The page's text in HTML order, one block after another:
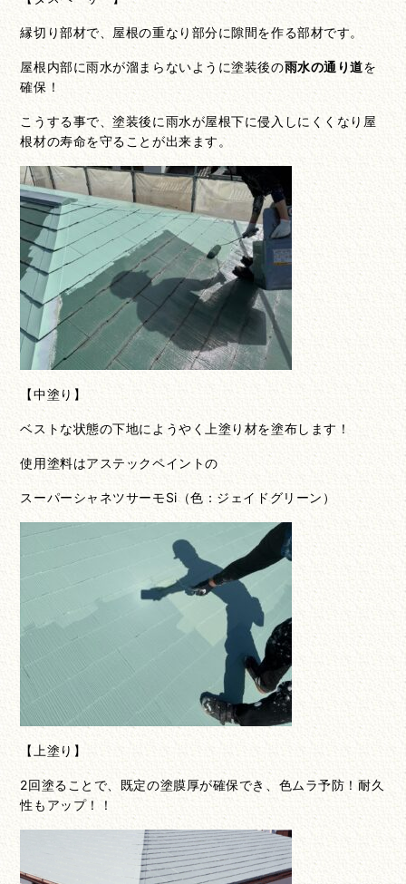
縁切り部材で、屋根の重なり部分に隙間を作る部材です。
屋根内部に雨水が溜まらないように塗装後の雨水の通り道を
確保！
こうする事で、塗装後に雨水が屋根下に侵入しにくくなり屋
根材の寿命を守ることが出来ます。
【中塗り】
ベストな状態の下地にようやく上塗り材を塗布します！
使用塗料はアステックペイントの
スーパーシャネツサーモSi（色：ジェイドグリーン）
【上塗り】
2回塗ることで、既定の塗膜厚が確保でき、色ムラ予防！耐久
性もアップ！！